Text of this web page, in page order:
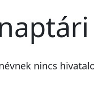
nincs